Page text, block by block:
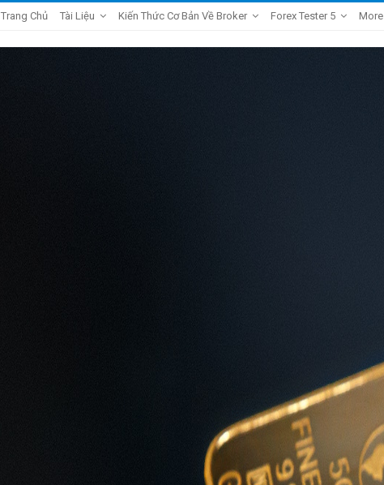
Trang Chủ Tài Liệu Kiến Thức Cơ Bản Về Broker Forex Tester 5 More